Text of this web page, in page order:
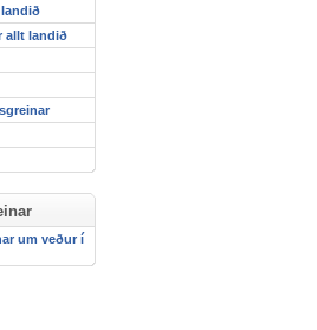
allt landið
um veður í